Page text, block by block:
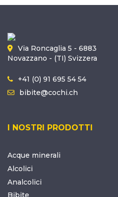
Via Roncaglia 5 - 6883
Novazzano - (TI) Svizzera
+41 (0) 91 695 54 54
bibite@cochi.ch
I NOSTRI PRODOTTI
Acque minerali
Alcolici
Analcolici
Bibite